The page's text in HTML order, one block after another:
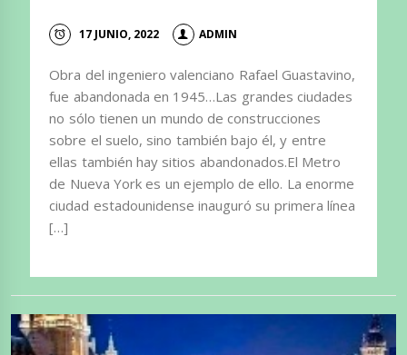
17 JUNIO, 2022 ADMIN
Obra del ingeniero valenciano Rafael Guastavino,
fue abandonada en 1945…Las grandes ciudades
no sólo tienen un mundo de construcciones
sobre el suelo, sino también bajo él, y entre
ellas también hay sitios abandonados.El Metro
de Nueva York es un ejemplo de ello. La enorme
ciudad estadounidense inauguró su primera línea
[…]